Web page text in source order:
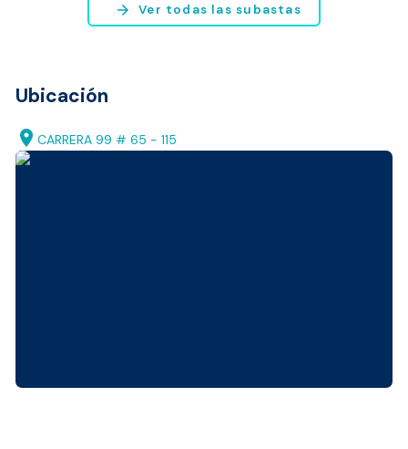
arrow_forward Ver todas las subastas
Ubicación
location_on CARRERA 99 # 65 - 115